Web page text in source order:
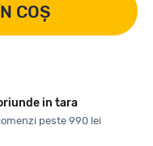
COȘ
in tara
peste 990 lei